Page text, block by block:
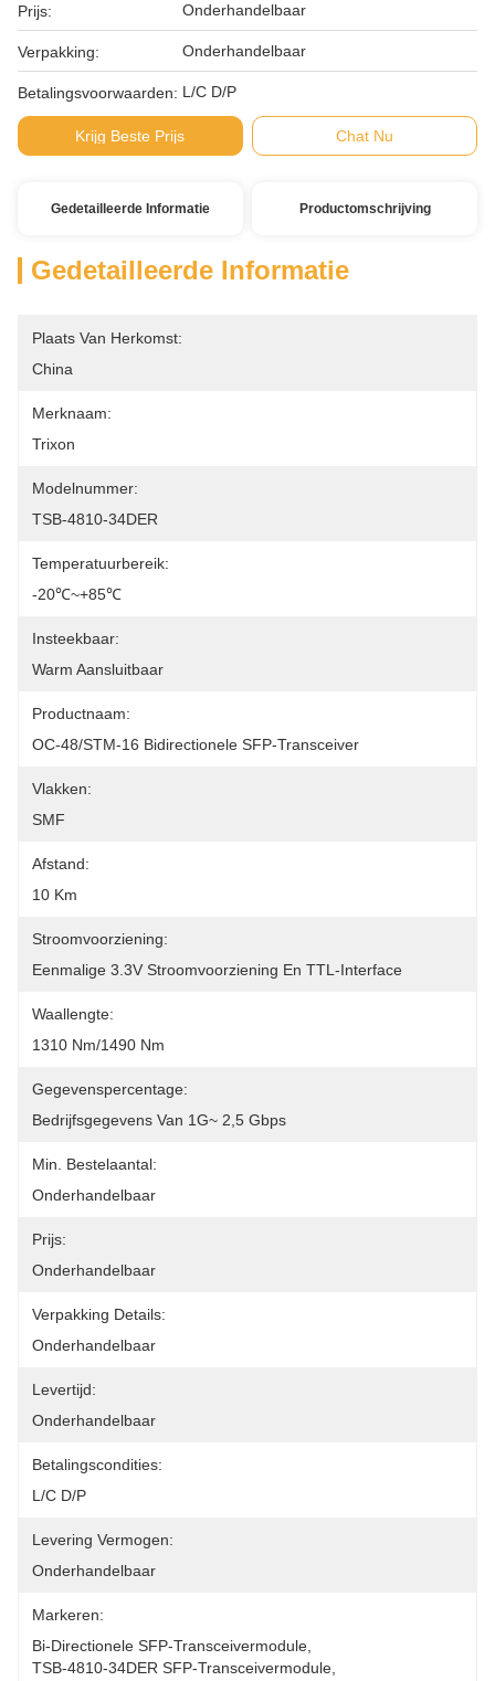
Prijs: Onderhandelbaar
Verpakking: Onderhandelbaar
Betalingsvoorwaarden: L/C D/P
Krijg Beste Prijs Chat Nu
Gedetailleerde Informatie Productomschrijving
Gedetailleerde Informatie
Plaats Van Herkomst:
China
Merknaam:
Trixon
Modelnummer:
TSB-4810-34DER
Temperatuurbereik:
-20℃~+85℃
Insteekbaar:
Warm Aansluitbaar
Productnaam:
OC-48/STM-16 Bidirectionele SFP-Transceiver
Vlakken:
SMF
Afstand:
10 Km
Stroomvoorziening:
Eenmalige 3.3V Stroomvoorziening En TTL-Interface
Waallengte:
1310 Nm/1490 Nm
Gegevenspercentage:
Bedrijfsgegevens Van 1G~ 2,5 Gbps
Min. Bestelaantal:
Onderhandelbaar
Prijs:
Onderhandelbaar
Verpakking Details:
Onderhandelbaar
Levertijd:
Onderhandelbaar
Betalingscondities:
L/C D/P
Levering Vermogen:
Onderhandelbaar
Markeren:
Bi-Directionele SFP-Transceivermodule
TSB-4810-34DER SFP-Transceivermodule